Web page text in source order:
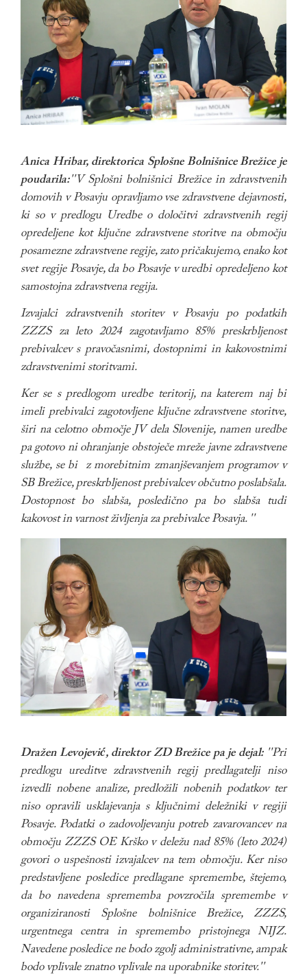
Anica Hribar, direktorica Splošne Bolnišnice Brežice je
poudarila:''V Splošni bolnišnici Brežice in zdravstvenih
domovih v Posavju opravljamo vse zdravstvene dejavnosti,
ki so v predlogu Uredbe o določitvi zdravstvenih regij
opredeljene kot ključne zdravstvene storitve na območju
posamezne zdravstvene regije, zato pričakujemo, enako kot
svet regije Posavje, da bo Posavje v uredbi opredeljeno kot
samostojna zdravstvena regija.
Izvajalci zdravstvenih storitev v Posavju po podatkih
ZZZS za leto 2024 zagotavljamo 85% preskrbljenost
prebivalcev s pravočasnimi, dostopnimi in kakovostnimi
zdravstvenimi storitvami.
Ker se s predlogom uredbe teritorij, na katerem naj bi
imeli prebivalci zagotovljene ključne zdravstvene storitve,
širi na celotno območje JV dela Slovenije, namen uredbe
pa gotovo ni ohranjanje obstoječe mreže javne zdravstvene
službe, se bi z morebitnim zmanjševanjem programov v
SB Brežice, preskrbljenost prebivalcev občutno poslabšala.
Dostopnost bo slabša, posledično pa bo slabša tudi
kakovost in varnost življenja za prebivalce Posavja. ''
Dražen Levojević, direktor ZD Brežice pa je dejal:''Pri
predlogu ureditve zdravstvenih regij predlagatelji niso
izvedli nobene analize, predložili nobenih podatkov ter
niso opravili usklajevanja s ključnimi deležniki v regiji
Posavje. Podatki o zadovoljevanju potreb zavarovancev na
območju ZZZS OE Krško v deležu nad 85% (leto 2024)
govori o uspešnosti izvajalcev na tem območju. Ker niso
predstavljene posledice predlagane spremembe, štejemo,
da bo navedena sprememba povzročila spremembe v
organiziranosti Splošne bolnišnice Brežice, ZZZS,
urgentnega centra in spremembo pristojnega NIJZ.
Navedene posledice ne bodo zgolj administrativne, ampak
bodo vplivale znatno vplivale na uporabnike storitev.''